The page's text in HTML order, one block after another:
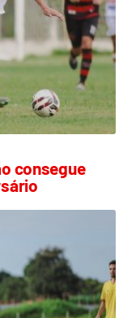
consegue